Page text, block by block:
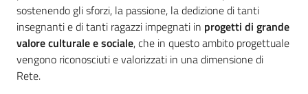
sostenendo gli sforzi, la passione, la dedizione di tanti
insegnanti e di tanti ragazzi impegnati in progetti di grande
valore culturale e sociale, che in questo ambito progettuale
vengono riconosciuti e valorizzati in una dimensione di
Rete.